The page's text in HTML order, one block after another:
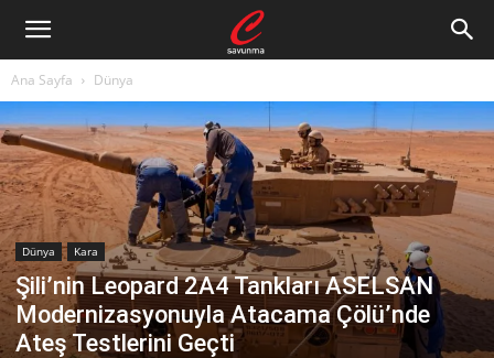
Ana Sayfa Dünya
Dünya Kara
Şili’nin Leopard 2A4 Tankları ASELSAN
Modernizasyonuyla Atacama Çölü’nde
Ateş Testlerini Geçti